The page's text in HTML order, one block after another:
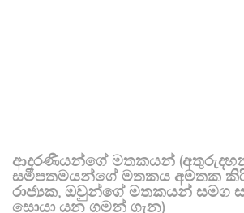
ආදරණීයන්ගේ මතකයන්
සමීපතමයන්ගේ මතකය අමතක
රාජ්‍යක, ඔවුන්ගේ මතකයන් සමග
සොයා යන ගමන් ගැන)